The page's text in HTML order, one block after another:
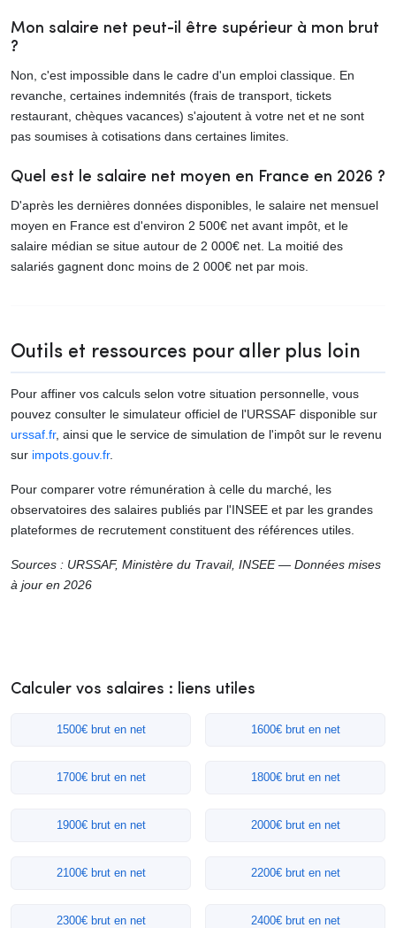
Mon salaire net peut-il être supérieur à mon brut
?
Non, c'est impossible dans le cadre d'un emploi classique. En
revanche, certaines indemnités (frais de transport, tickets
restaurant, chèques vacances) s'ajoutent à votre net et ne sont
pas soumises à cotisations dans certaines limites.
Quel est le salaire net moyen en France en 2026 ?
D'après les dernières données disponibles, le salaire net mensuel
moyen en France est d'environ 2 500€ net avant impôt, et le
salaire médian se situe autour de 2 000€ net. La moitié des
salariés gagnent donc moins de 2 000€ net par mois.
Outils et ressources pour aller plus loin
Pour affiner vos calculs selon votre situation personnelle, vous
pouvez consulter le simulateur officiel de l'URSSAF disponible sur
urssaf.fr, ainsi que le service de simulation de l'impôt sur le revenu
sur impots.gouv.fr.
Pour comparer votre rémunération à celle du marché, les
observatoires des salaires publiés par l'INSEE et par les grandes
plateformes de recrutement constituent des références utiles.
Sources : URSSAF, Ministère du Travail, INSEE — Données mises
à jour en 2026
Calculer vos salaires : liens utiles
1500€ brut en net 1600€ brut en net
1700€ brut en net 1800€ brut en net
1900€ brut en net 2000€ brut en net
2100€ brut en net 2200€ brut en net
2300€ brut en net 2400€ brut en net